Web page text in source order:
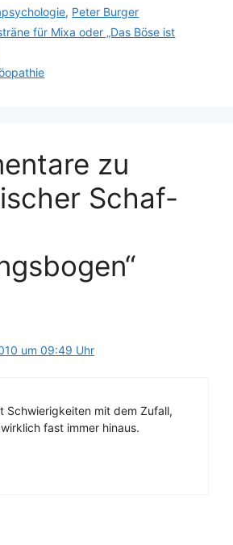
, Peter Burger
für Mixa oder „Das Böse ist
zu
Schaf-
um 09:49 Uhr
Schwierigkeiten mit dem Zufall,
fast immer hinaus.